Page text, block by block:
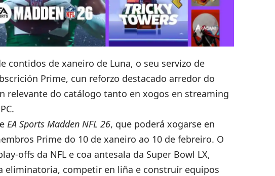
contidos de xaneiro de Luna, o seu servizo de
Prime, cun reforzo destacado arredor do
relevante do catálogo tanto en xogos en streaming
EA Sports Madden NFL 26, que poderá xogarse en
Prime do 10 de xaneiro ao 10 de febreiro. O
offs da NFL e coa antesala da Super Bowl LX,
eliminatoria, competir en liña e construír equipos